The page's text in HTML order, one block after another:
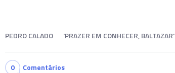
PEDRO CALADO 'PRAZER EM CONHECER, BALTAZAR'
0 Comentários